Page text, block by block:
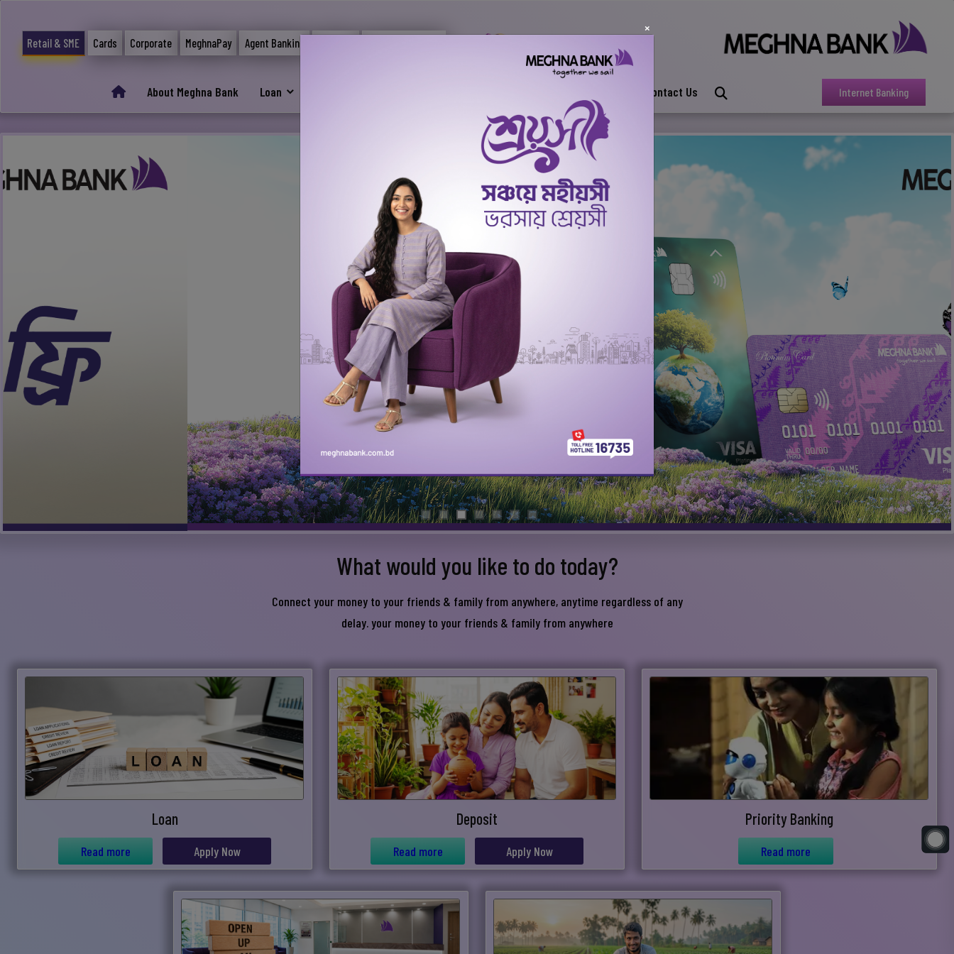
Retail & SME Cards Corporate MeghnaPay Agent Banking
Call Center 16735
+8809610016735
About Meghna Bank Loan Contact Us Internet Banking
What would you like to do today?
Connect your money to your friends & family from anywhere, anytime regardless of any
delay. your money to your friends & family from anywhere
Loan
Read more Apply Now
Deposit
Read more Apply Now
Priority Banking
Read more
×